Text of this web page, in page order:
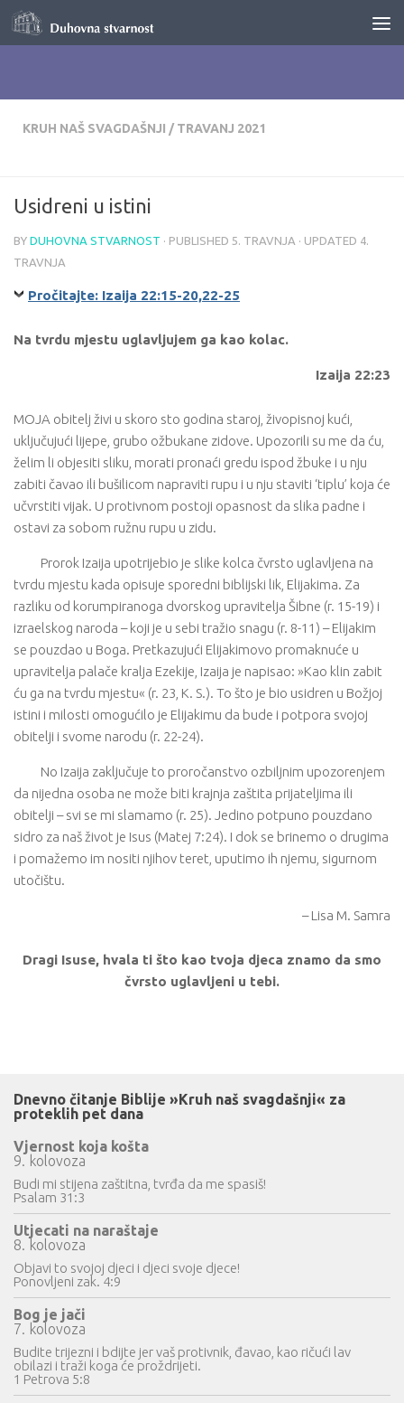
Skip to content
KRUH NAŠ SVAGDAŠNJI / TRAVANJ 2021
Usidreni u istini
BY DUHOVNA STVARNOST · PUBLISHED 5. TRAVNJA · UPDATED 4.
TRAVNJA
Pročitajte: Izaija 22:15-20,22-25
Na tvrdu mjestu uglavljujem ga kao kolac.
Izaija 22:23
MOJA obitelj živi u skoro sto godina staroj, živopisnoj kući,
uključujući lijepe, grubo ožbukane zidove. Upozorili su me da ću,
želim li objesiti sliku, morati pronaći gredu ispod žbuke i u nju
zabiti čavao ili bušilicom napraviti rupu i u nju staviti ‘tiplu’ koja će
učvrstiti vijak. U protivnom postoji opasnost da slika padne i
ostavi za sobom ružnu rupu u zidu.
Prorok Izaija upotrijebio je slike kolca čvrsto uglavljena na
tvrdu mjestu kada opisuje sporedni biblijski lik, Elijakima. Za
razliku od korumpiranoga dvorskog upravitelja Šibne (r. 15-19) i
izraelskog naroda – koji je u sebi tražio snagu (r. 8-11) – Elijakim
se pouzdao u Boga. Pretkazujući Elijakimovo promaknuće u
upravitelja palače kralja Ezekije, Izaija je napisao: »Kao klin zabit
ću ga na tvrdu mjestu« (r. 23, K. S.). To što je bio usidren u Božjoj
istini i milosti omogućilo je Elijakimu da bude i potpora svojoj
obitelji i svome narodu (r. 22-24).
No Izaija zaključuje to proročanstvo ozbiljnim upozorenjem
da nijedna osoba ne može biti krajnja zaštita prijateljima ili
obitelji – svi se mi slamamo (r. 25). Jedino potpuno pouzdano
sidro za naš život je Isus (Matej 7:24). I dok se brinemo o drugima
i pomažemo im nositi njihov teret, uputimo ih njemu, sigurnom
utočištu.
– Lisa M. Samra
Dragi Isuse, hvala ti što kao tvoja djeca znamo da smo
čvrsto uglavljeni u tebi.
Dnevno čitanje Biblije »Kruh naš svagdašnji« za
proteklih pet dana
Vjernost koja košta
9. kolovoza
Budi mi stijena zaštitna, tvrđa da me spasiš!
Psalam 31:3
Utjecati na naraštaje
8. kolovoza
Objavi to svojoj djeci i djeci svoje djece!
Ponovljeni zak. 4:9
Bog je jači
7. kolovoza
Budite trijezni i bdijte jer vaš protivnik, đavao, kao ričući lav
obilazi i traži koga će proždrijeti.
1 Petrova 5:8